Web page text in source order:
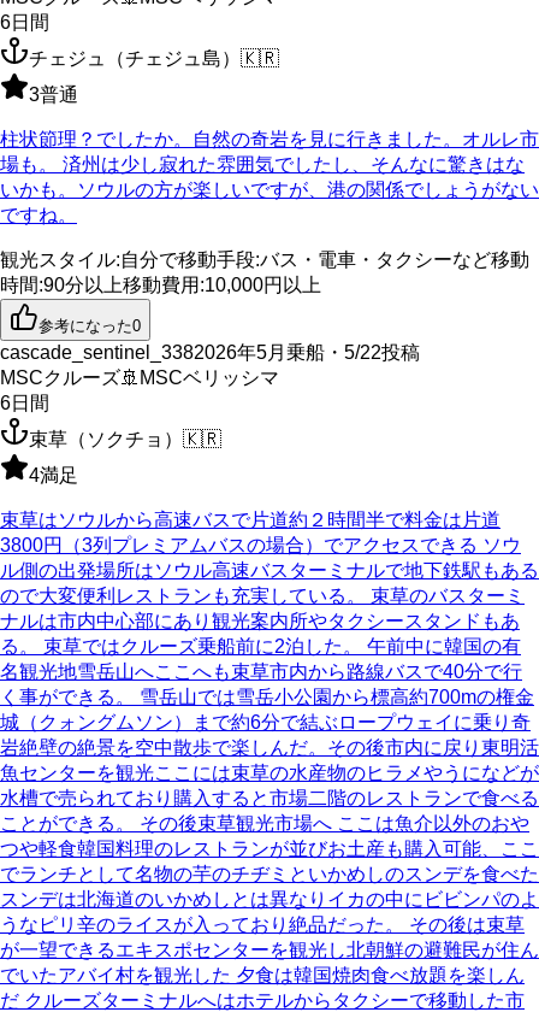
6日間
チェジュ（チェジュ島） 🇰🇷
3普通
柱状節理？でしたか。自然の奇岩を見に行きました。オルレ市
場も。 済州は少し寂れた雰囲気でしたし、そんなに驚きはな
いかも。ソウルの方が楽しいですが、港の関係でしょうがない
ですね。
観光スタイル:自分で移動手段:バス・電車・タクシーなど移動
時間:90分以上移動費用 :10,000円以上
参考になった0
cascade_sentinel_3382026年5月乗船・5/22投稿
MSCクルーズ🚢 MSCベリッシマ
6日間
束草（ソクチョ） 🇰🇷
4満足
束草はソウルから高速バスで片道約２時間半で料金は片道
3800円（3列プレミアムバスの場合）でアクセスできる ソウ
ル側の出発場所はソウル高速バスターミナルで地下鉄駅もある
ので大変便利レストランも充実している。 束草のバスターミ
ナルは市内中心部にあり観光案内所やタクシースタンドもあ
る。 束草ではクルーズ乗船前に2泊した。 午前中に韓国の有
名観光地雪岳山へここへも束草市内から路線バスで40分で行
く事ができる。 雪岳山では雪岳小公園から標高約700mの権金
城（クォングムソン）まで約6分で結ぶロープウェイに乗り奇
岩絶壁の絶景を空中散歩で楽しんだ。その後市内に戻り東明活
魚センターを観光ここには束草の水産物のヒラメやうになどが
水槽で売られており購入すると市場二階のレストランで食べる
ことができる。 その後束草観光市場へ ここは魚介以外のおや
つや軽食韓国料理のレストランが並びお土産も購入可能、ここ
でランチとして名物の芋のチヂミといかめしのスンデを食べた
スンデは北海道のいかめしとは異なりイカの中にビビンパのよ
うなピリ辛のライスが入っており絶品だった。 その後は束草
が一望できるエキスポセンターを観光し北朝鮮の避難民が住ん
でいたアバイ村を観光した 夕食は韓国焼肉食べ放題を楽しん
だ クルーズターミナルへはホテルからタクシーで移動した市